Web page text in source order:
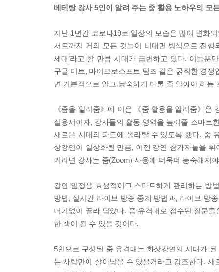
베테랑 강사 5인이 알려 주는 줌 활용 노하우의 모
지난 1년간 코로나19로 일상의 모습은 많이 변화
서트까지 거의 모든 것들이 비대면 방식으로 진
세대’라고 할 만큼 시대가 급변하고 있다. 이들뿐
구글 미트, 마이크로소프트 팀즈 같은 굵직한 경
면 기본적으로 알고 능숙하게 다룰 줄 알아야 하는
《줌을 알려줌》에 이은 《줌 활용을 알려줌》
실용서이자, 강사들의 활동 영역을 높여줄 스마트
새로운 시대의 파도에 올라탈 수 있도록 했다. 줌
상강연이 일상화된 만큼, 이젠 강연 참가자들을
키려면 강사는 줌(Zoom) 사용에 더욱더 능숙해져
강연 일정을 효율적이고 스마트하게 관리하는 방
방법, 실시간 라이브 방송 중계 방법과, 라이브 방
더기없이 골라 담았다. 줌 유격대로 접수된 질문
한 책이 될 수 있을 것이다.
5인으로 구성된 줌 유격대는 화상강연의 시대가
는 사람만이 살아남을 수 있을거라고 강조한다.